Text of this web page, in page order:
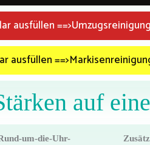
ausfüllen ==>Umzugsreinigung
ausfüllen
auf
um-die-Uhr-